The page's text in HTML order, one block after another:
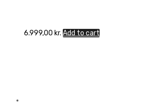
6.999,00 kr. Add to cart